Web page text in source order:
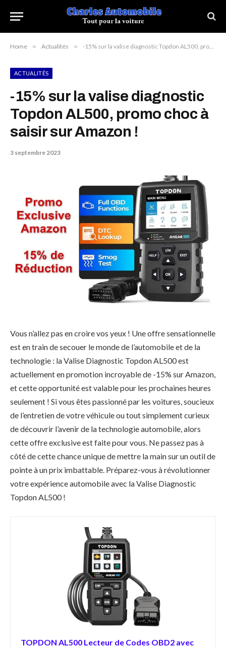
Home » Actualités » -15% sur la valise diagnostic Topdon AL500, promo choc à saisir sur Amazon !
ACTUALITÉS
-15% sur la valise diagnostic
Topdon AL500, promo choc à
saisir sur Amazon !
3 septembre 2023
Vous n’allez pas en croire vos yeux ! Une offre sensationnelle
est en train de secouer le monde de l’automobile et de la
technologie : la Valise Diagnostic Topdon AL500 est
actuellement en promotion incroyable de -15% sur Amazon,
et cette opportunité est valable pour les prochaines heures
seulement ! Si vous êtes passionné par les voitures, soucieux
de l’entretien de votre véhicule ou tout simplement curieux
de découvrir l’avenir de la technologie automobile, alors
cette offre exclusive est faite pour vous. Ne passez pas à
côté de cette chance unique de mettre la main sur un outil de
pointe à un prix imbattable. Préparez-vous à révolutionner
votre expérience automobile avec la Valise Diagnostic
Topdon AL500 !
TOPDON AL500 Lecteur de Codes OBD2 avec